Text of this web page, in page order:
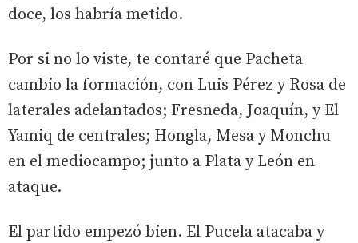
doce, los habría metido.
Por si no lo viste, te contaré que Pacheta
cambio la formación, con Luis Pérez y Rosa de
laterales adelantados; Fresneda, Joaquín, y El
Yamiq de centrales; Hongla, Mesa y Monchu
en el mediocampo; junto a Plata y León en
ataque.
El partido empezó bien. El Pucela atacaba y